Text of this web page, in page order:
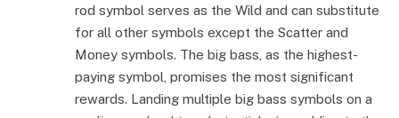
rod symbol serves as the Wild and can substitute
for all other symbols except the Scatter and
Money symbols. The big bass, as the highest-
paying symbol, promises the most significant
rewards. Landing multiple big bass symbols on a